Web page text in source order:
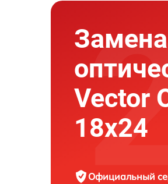
Vector
18x24
Официальный